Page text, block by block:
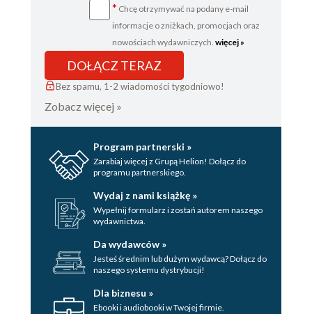
* Chcę otrzymywać na podany e-mail
informacje o zniżkach, promocjach oraz
nowościach wydawniczych. więcej »
DOŁĄCZ TERAZ
Bez spamu, 1-2 wiadomości tygodniowo!
Zobacz więcej »
Program partnerski »
Zarabiaj więcej z Grupą Helion! Dołącz do
programu partnerskiego.
Wydaj z nami książkę »
Wypełnij formularz i zostań autorem naszego
wydawnictwa.
Da wydawców »
Jesteś średnim lub dużym wydawcą? Dołącz do
naszego systemu dystrybucji!
Dla biznesu »
Ebooki i audiobooki w Twojej firmie.